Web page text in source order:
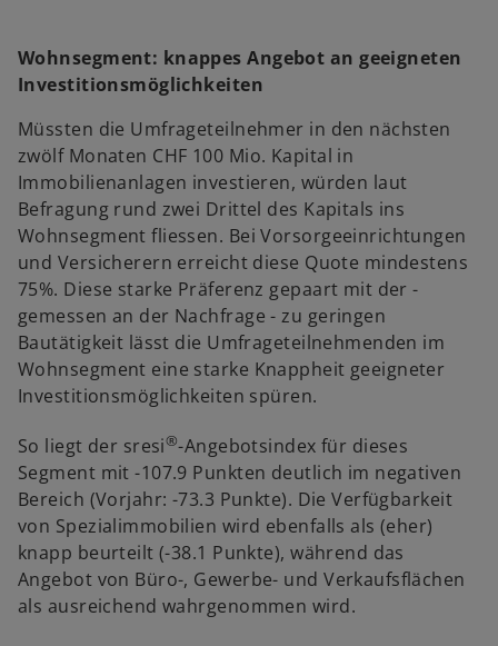
Wohnsegment: knappes Angebot an geeigneten
Investitionsmöglichkeiten
Müssten die Umfrageteilnehmer in den nächsten
zwölf Monaten CHF 100 Mio. Kapital in
Immobilienanlagen investieren, würden laut
Befragung rund zwei Drittel des Kapitals ins
Wohnsegment fliessen. Bei Vorsorgeeinrichtungen
und Versicherern erreicht diese Quote mindestens
75%. Diese starke Präferenz gepaart mit der -
gemessen an der Nachfrage - zu geringen
Bautätigkeit lässt die Umfrageteilnehmenden im
Wohnsegment eine starke Knappheit geeigneter
Investitionsmöglichkeiten spüren.
So liegt der sresi®-Angebotsindex für dieses
Segment mit -107.9 Punkten deutlich im negativen
Bereich (Vorjahr: -73.3 Punkte). Die Verfügbarkeit
von Spezialimmobilien wird ebenfalls als (eher)
knapp beurteilt (-38.1 Punkte), während das
Angebot von Büro-, Gewerbe- und Verkaufsflächen
als ausreichend wahrgenommen wird.